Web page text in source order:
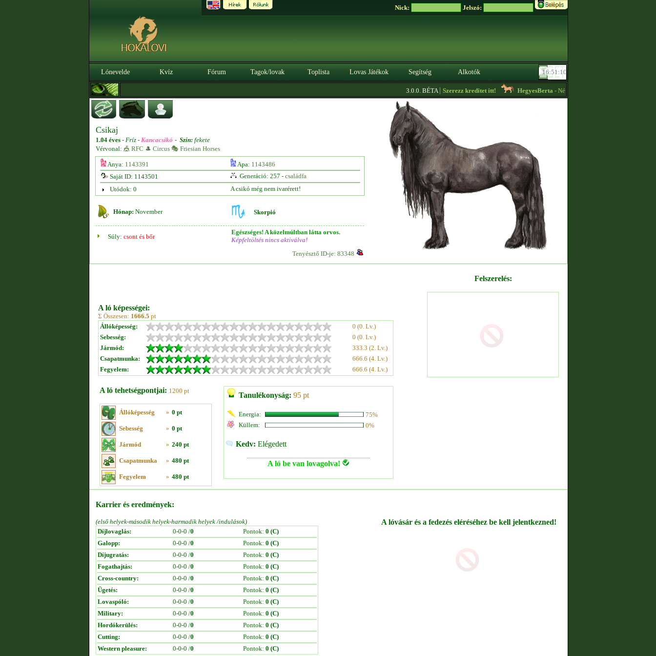
Nick: Jelszó:
Lónevelde Kvíz Fórum Tagok/lovak Toplista Lovas Játékok Segítség Alkotók
3.0.0. BÉTA|Szerezz kreditet itt! HegyesBerta- Nézzétek meg az ,,Aktuális
Csikaj
1.04 éves - Fríz - Kancacsikó - Szín: fekete
Vérvonal: 🎪 RFC 🎩 Circus 🎭 Friesian Horses
Anya: 1143391 Apa: 1143486
Saját ID: 1143501
Generáció: 257 - családfa
Utódok: 0
A csikó még nem ivarérett!
Hónap: November Skorpió
Súly: csont és bőr
Egészséges! A közelmúltban látta orvos.
Képfeltöltés nincs aktiválva!
Tenyésztő ID-je: 83348
A ló képességei:
Σ Összesen: 1666.5 pt
Állóképesség:
0 (0. Lv.)
Sebesség:
0 (0. Lv.)
Jármód:
333.3 (2. Lv.)
Csapatmunka:
666.6 (4. Lv.)
Fegyelem:
666.6 (4. Lv.)
A ló tehetségpontjai: 1200 pt
Állóképesség » 0 pt
Sebesség » 0 pt
Jármód » 240 pt
Csapatmunka » 480 pt
Fegyelem » 480 pt
Tanulékonyság: 95 pt
Energia:
75%
Küllem:
0%
Kedv: Elégedett
A ló be van lovagolva!
Felszerelés:
Karrier és eredmények:
(első helyek-második helyek-harmadik helyek /indulások)
Díjlovaglás:
0-0-0 /0 Pontok: 0 (C)
Galopp:
0-0-0 /0 Pontok: 0 (C)
Díjugratás:
0-0-0 /0 Pontok: 0 (C)
Fogathajtás:
0-0-0 /0 Pontok: 0 (C)
Cross-country:
0-0-0 /0 Pontok: 0 (C)
Ügetés:
0-0-0 /0 Pontok: 0 (C)
Lovaspóló:
0-0-0 /0 Pontok: 0 (C)
Military:
0-0-0 /0 Pontok: 0 (C)
Hordókerülés:
0-0-0 /0 Pontok: 0 (C)
Cutting:
0-0-0 /0 Pontok: 0 (C)
Western pleasure:
0-0-0 /0 Pontok: 0 (C)
A lóvásár és a fedezés eléréséhez be kell jelentkezned!